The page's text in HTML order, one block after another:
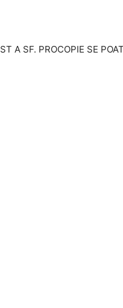
A SF. PROCOPIE SE